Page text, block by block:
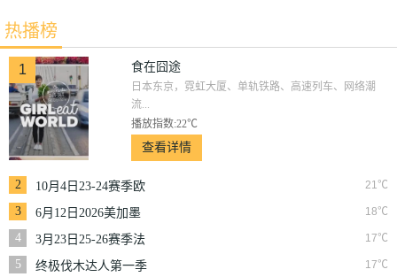
轮雷恩VS梅
斯
利
热播榜
1 食在囧途
日本东京，霓虹大厦、单轨铁路、高速列车、网络潮
流...
播放指数:22℃
查看详情
2 21℃
10月4日23-24赛季欧
冠小组赛第2轮那不
勒斯VS皇家马德里
3 18℃
6月12日2026美加墨
世界杯小组赛韩国VS
捷克
4 17℃
3月23日25-26赛季法
甲第27轮雷恩VS梅斯
5 17℃
终极伐木达人第一季